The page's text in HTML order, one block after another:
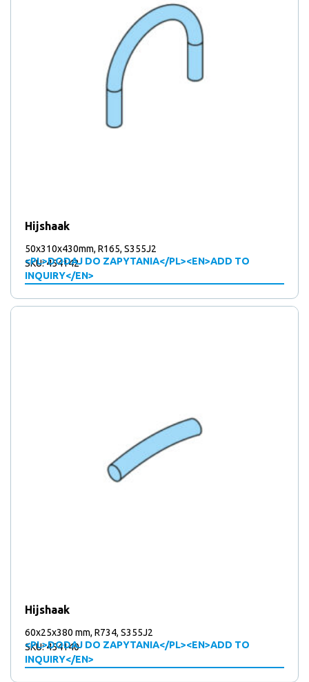
Hijshaak
50x310x430mm, R165, S355J2
<PL>DODAJ DO ZAPYTANIA</PL><EN>ADD TO
INQUIRY</EN>
SKU: 454142
Hijshaak
60x25x380 mm, R734, S355J2
<PL>DODAJ DO ZAPYTANIA</PL><EN>ADD TO
INQUIRY</EN>
SKU: 454140